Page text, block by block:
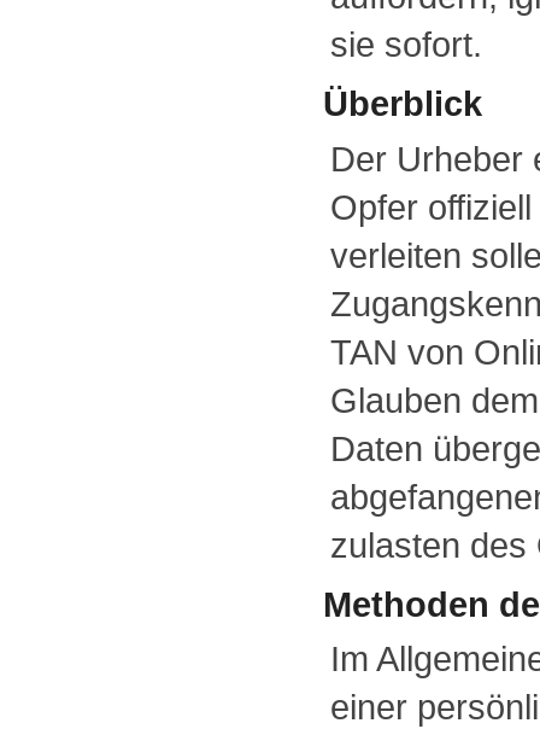
sie sofort.
Überblick
Der Urheber
Opfer
verleiten
TAN von
Glauben
Daten
zulasten des
Methoden
Im
einer